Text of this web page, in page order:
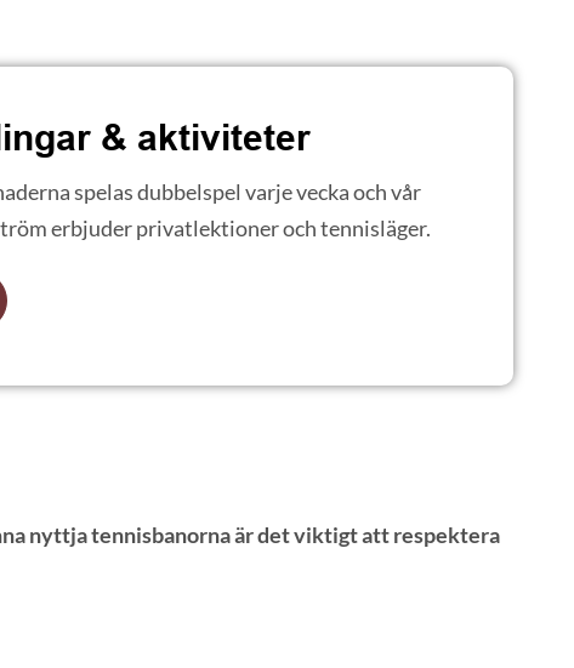
& aktiviteter
spelas dubbelspel varje vecka och vår
erbjuder privatlektioner och tennisläger.
nyttja tennisbanorna är det viktigt att respektera